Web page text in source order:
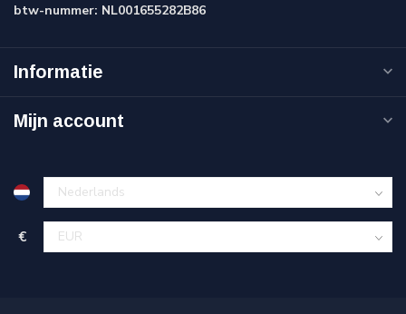
btw-nummer: NL001655282B86
Informatie
Mijn account
€